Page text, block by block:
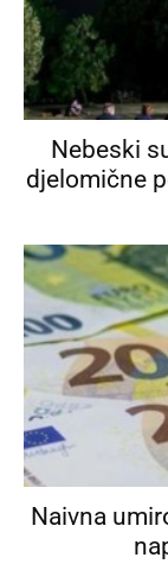
Nebeski
djelomične
Naivna